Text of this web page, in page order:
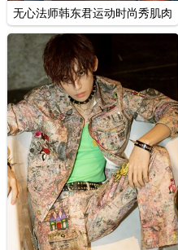
无心法师韩东君运动时尚秀肌肉
图片